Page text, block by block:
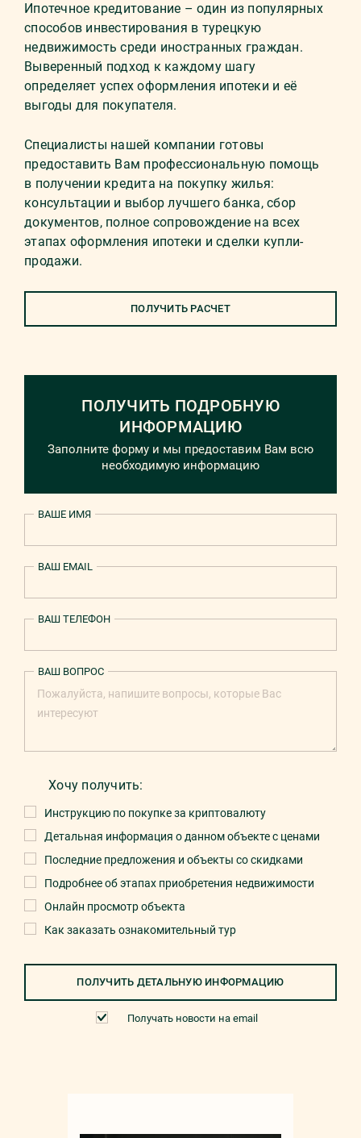
Ипотечное кредитование – один из популярных
способов инвестирования в турецкую
недвижимость среди иностранных граждан.
Выверенный подход к каждому шагу
определяет успех оформления ипотеки и её
выгоды для покупателя.
Специалисты нашей компании готовы
предоставить Вам профессиональную помощь
в получении кредита на покупку жилья:
консультации и выбор лучшего банка, сбор
документов, полное сопровождение на всех
этапах оформления ипотеки и сделки купли-
продажи.
ПОЛУЧИТЬ РАСЧЕТ
ПОЛУЧИТЬ ПОДРОБНУЮ
ИНФОРМАЦИЮ
Заполните форму и мы предоставим Вам всю
необходимую информацию
ВАШЕ ИМЯ
ВАШ EMAIL
ВАШ ТЕЛЕФОН
Хочу получить:
Инструкцию по покупке за криптовалюту
Детальная информация о данном объекте с ценами
Последние предложения и объекты со скидками
Подробнее об этапах приобретения недвижимости
Онлайн просмотр объекта
Как заказать ознакомительный тур
ВАШ ВОПРОС
ПОЛУЧИТЬ ДЕТАЛЬНУЮ ИНФОРМАЦИЮ
Получать новости на email